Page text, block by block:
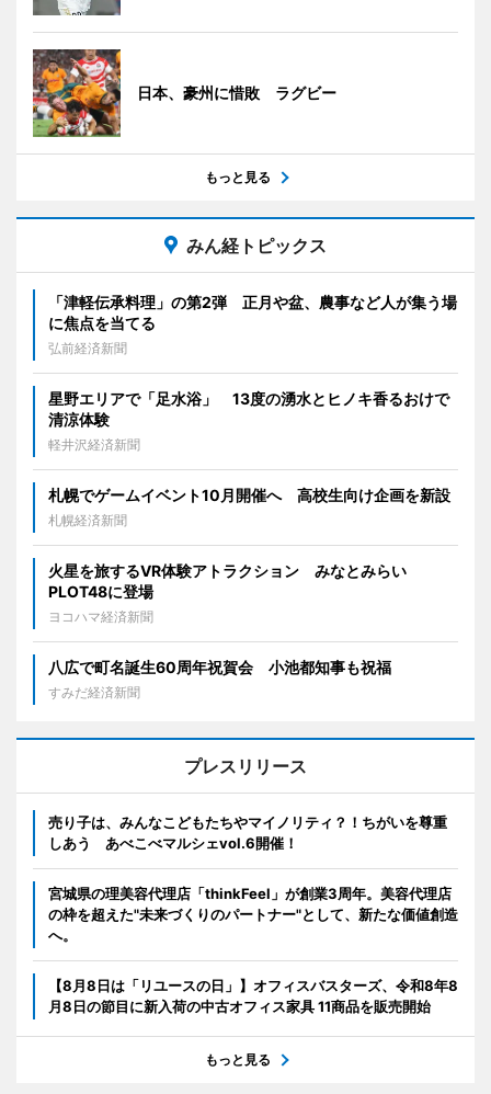
日本、豪州に惜敗 ラグビー
もっと見る
みん経トピックス
「津軽伝承料理」の第2弾 正月や盆、農事など人が集う場
に焦点を当てる
弘前経済新聞
星野エリアで「足水浴」 13度の湧水とヒノキ香るおけで
清涼体験
軽井沢経済新聞
札幌でゲームイベント10月開催へ 高校生向け企画を新設
札幌経済新聞
火星を旅するVR体験アトラクション みなとみらい
PLOT48に登場
ヨコハマ経済新聞
八広で町名誕生60周年祝賀会 小池都知事も祝福
すみだ経済新聞
プレスリリース
売り子は、みんなこどもたちやマイノリティ？！ちがいを尊重
しあう あべこべマルシェvol.6開催！
宮城県の理美容代理店「thinkFeel」が創業3周年。美容代理店
の枠を超えた"未来づくりのパートナー"として、新たな価値創造
へ。
【8月8日は「リユースの日」】オフィスバスターズ、令和8年8
月8日の節目に新入荷の中古オフィス家具 11商品を販売開始
もっと見る